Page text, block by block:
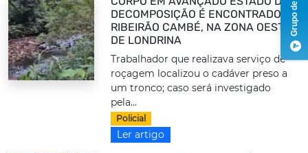
DECOMPOSIÇÃO É ENCONTRADO NO
RIBEIRÃO CAMBÉ, NA ZONA OESTE
DE LONDRINA
Trabalhador que realizava serviço de
roçagem localizou o cadáver preso a
um tronco; caso será investigado
pela...
Policial
Ler artigo